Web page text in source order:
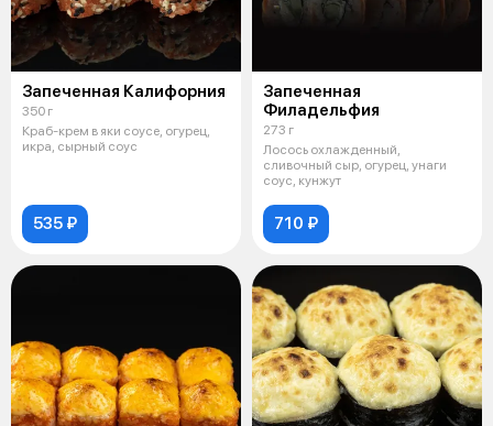
Запеченная Калифорния
350 г
Краб-крем в яки соусе, огурец,
икра, сырный соус
535 ₽
Запеченная
Филадельфия
273 г
Лосось охлажденный,
сливочный сыр, огурец, унаги
соус, кунжут
710 ₽